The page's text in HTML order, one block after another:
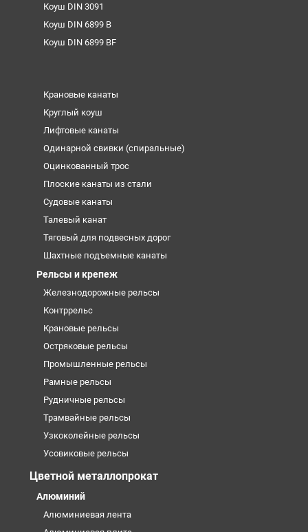
Коуш DIN 3091
Коуш DIN 6899 B
Коуш DIN 6899 BF
Крановые канаты
Круглый коуш
Лифтовые канаты
Одинарной свивки (спиральные)
Оцинкованный трос
Плоские канаты из стали
Судовые канаты
Талевый канат
Тяговый для подвесных дорог
Шахтные подъемные канаты
Рельсы и крепеж
Железнодорожные рельсы
Контррельс
Крановые рельсы
Остряковые рельсы
Промышленные рельсы
Рамные рельсы
Рудничные рельсы
Трамвайные рельсы
Узкоколейные рельсы
Усовиковые рельсы
Цветной металлопрокат
Алюминий
Алюминиевая лента